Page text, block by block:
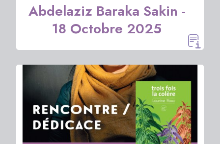
Abdelaziz Baraka Sakin -
18 Octobre 2025